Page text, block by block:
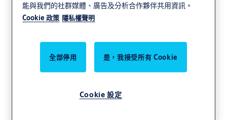
能與我們的社群媒體、廣告及分析合作夥伴共用資訊。
Cookie 政策 隱私權聲明
全部停用 是，我接受所有 Cookie
Cookie 設定